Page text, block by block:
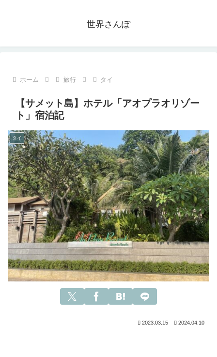
世界さんぽ
ホーム 旅行 タイ
【サメット島】ホテル「アオプラオリゾー
ト」宿泊記
タイ
2023.03.15 2024.04.10